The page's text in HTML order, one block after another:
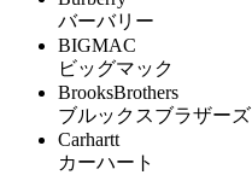
バーバリー
BIGMAC
ビッグマック
BrooksBrothers
ブルックスブラザーズ
Carhartt
カーハート